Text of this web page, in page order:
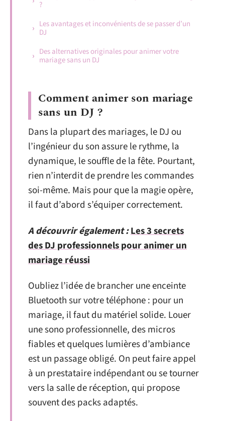
?
Les avantages et inconvénients de se passer d’un
DJ
Des alternatives originales pour animer votre
mariage sans un DJ
Comment animer son mariage
sans un DJ ?
Dans la plupart des mariages, le DJ ou
l’ingénieur du son assure le rythme, la
dynamique, le souffle de la fête. Pourtant,
rien n’interdit de prendre les commandes
soi-même. Mais pour que la magie opère,
il faut d’abord s’équiper correctement.
A découvrir également :Les 3 secrets
des DJ professionnels pour animer un
mariage réussi
Oubliez l’idée de brancher une enceinte
Bluetooth sur votre téléphone : pour un
mariage, il faut du matériel solide. Louer
une sono professionnelle, des micros
fiables et quelques lumières d’ambiance
est un passage obligé. On peut faire appel
à un prestataire indépendant ou se tourner
vers la salle de réception, qui propose
souvent des packs adaptés.